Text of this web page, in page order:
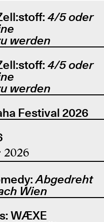
4/5 oder
werden
4/5 oder
werden
Festival 2026
2026
Abgedreht
Wien
WÆXE